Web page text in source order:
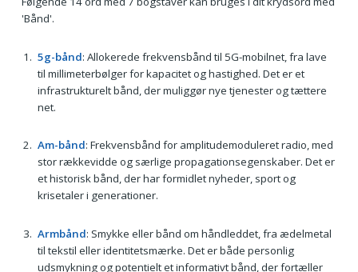
'Bånd'.
5g-bånd: Allokerede frekvensbånd til 5G-mobilnet, fra lave
til millimeterbølger for kapacitet og hastighed. Det er et
infrastrukturelt bånd, der muliggør nye tjenester og tættere
net.
Am-bånd: Frekvensbånd for amplitudemoduleret radio, med
stor rækkevidde og særlige propagationsegenskaber. Det er
et historisk bånd, der har formidlet nyheder, sport og
krisetaler i generationer.
Armbånd: Smykke eller bånd om håndleddet, fra ædelmetal
til tekstil eller identitetsmærke. Det er både personlig
udsmykning og potentielt et informativt bånd, der fortæller